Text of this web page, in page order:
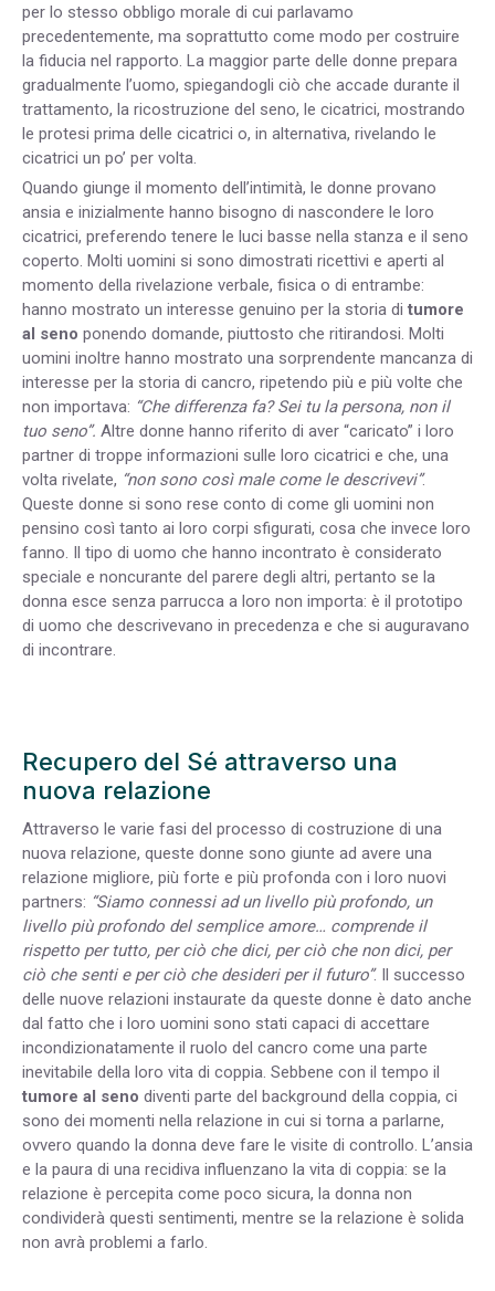
per lo stesso obbligo morale di cui parlavamo
precedentemente, ma soprattutto come modo per costruire
la fiducia nel rapporto. La maggior parte delle donne prepara
gradualmente l’uomo, spiegandogli ciò che accade durante il
trattamento, la ricostruzione del seno, le cicatrici, mostrando
le protesi prima delle cicatrici o, in alternativa, rivelando le
cicatrici un po’ per volta.
Quando giunge il momento dell’intimità, le donne provano
ansia e inizialmente hanno bisogno di nascondere le loro
cicatrici, preferendo tenere le luci basse nella stanza e il seno
coperto. Molti uomini si sono dimostrati ricettivi e aperti al
momento della rivelazione verbale, fisica o di entrambe:
hanno mostrato un interesse genuino per la storia di tumore
al seno ponendo domande, piuttosto che ritirandosi. Molti
uomini inoltre hanno mostrato una sorprendente mancanza di
interesse per la storia di cancro, ripetendo più e più volte che
non importava: “Che differenza fa? Sei tu la persona, non il
tuo seno”. Altre donne hanno riferito di aver “caricato” i loro
partner di troppe informazioni sulle loro cicatrici e che, una
volta rivelate, “non sono così male come le descrivevi”.
Queste donne si sono rese conto di come gli uomini non
pensino così tanto ai loro corpi sfigurati, cosa che invece loro
fanno. Il tipo di uomo che hanno incontrato è considerato
speciale e noncurante del parere degli altri, pertanto se la
donna esce senza parrucca a loro non importa: è il prototipo
di uomo che descrivevano in precedenza e che si auguravano
di incontrare.
Recupero del Sé attraverso una
nuova relazione
Attraverso le varie fasi del processo di costruzione di una
nuova relazione, queste donne sono giunte ad avere una
relazione migliore, più forte e più profonda con i loro nuovi
partners: “Siamo connessi ad un livello più profondo, un
livello più profondo del semplice amore… comprende il
rispetto per tutto, per ciò che dici, per ciò che non dici, per
ciò che senti e per ciò che desideri per il futuro”. Il successo
delle nuove relazioni instaurate da queste donne è dato anche
dal fatto che i loro uomini sono stati capaci di accettare
incondizionatamente il ruolo del cancro come una parte
inevitabile della loro vita di coppia. Sebbene con il tempo il
tumore al seno diventi parte del background della coppia, ci
sono dei momenti nella relazione in cui si torna a parlarne,
ovvero quando la donna deve fare le visite di controllo. L’ansia
e la paura di una recidiva influenzano la vita di coppia: se la
relazione è percepita come poco sicura, la donna non
condividerà questi sentimenti, mentre se la relazione è solida
non avrà problemi a farlo.